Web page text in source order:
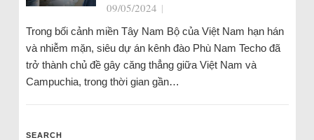
09/05/2024 |
Trong bối cảnh miền Tây Nam Bộ của Việt Nam hạn hán
và nhiễm mặn, siêu dự án kênh đào Phù Nam Techo đã
trở thành chủ đề gây căng thẳng giữa Việt Nam và
Campuchia, trong thời gian gần…
SEARCH